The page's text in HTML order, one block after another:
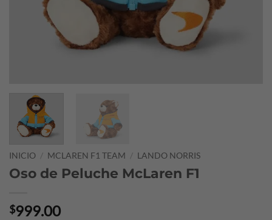
INICIO / MCLAREN F1 TEAM / LANDO NORRIS
Oso de Peluche McLaren F1
$999.00